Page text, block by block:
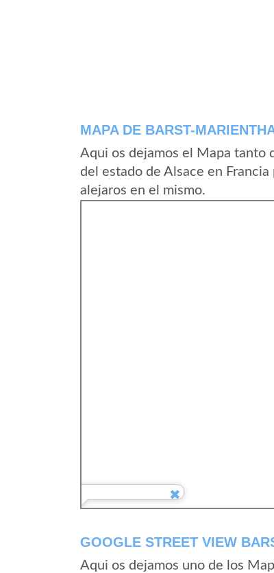
MAPA DE BARST-
Aqui os dejamos el Mapa tanto
del estado de Alsace en
alejaros en el mismo.
GOOGLE STREET VIEW
Aqui os dejamos uno de los